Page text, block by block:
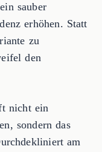
sauber
erhöhen. Statt
zu
den
nicht ein
sondern das
am